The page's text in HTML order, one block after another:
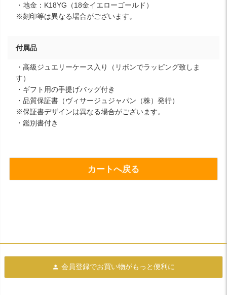
・地金：K18YG（18金イエローゴールド）
※刻印等は異なる場合がございます。
付属品
・高級ジュエリーケース入り（リボンでラッピング致しま
す）
・ギフト用の手提げバッグ付き
・品質保証書（ヴィサージュジャパン（株）発行）
※保証書デザインは異なる場合がございます。
・鑑別書付き
カートへ戻る
会員登録でお買い物がもっと便利に